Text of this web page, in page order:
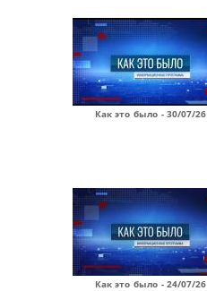
Как это было - 30/07/26
Как это было - 24/07/26